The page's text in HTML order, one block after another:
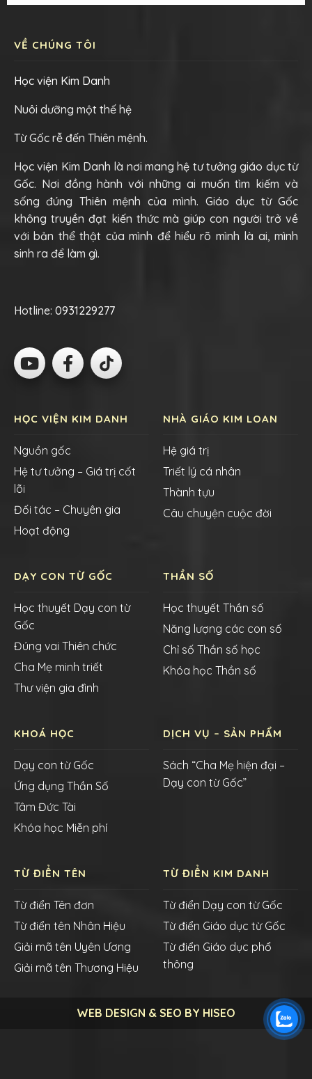
VỀ CHÚNG TÔI
Học viện Kim Danh
Nuôi dưỡng một thế hệ
Từ Gốc rễ đến Thiên mệnh.
Học viện Kim Danh là nơi mang hệ tư tưởng giáo dục từ
Gốc. Nơi đồng hành với những ai muốn tìm kiếm và
sống đúng Thiên mệnh của mình. Giáo dục từ Gốc
không truyền đạt kiến thức mà giúp con người trở về
với bản thể thật của mình để hiểu rõ mình là ai, mình
sinh ra để làm gì.
Hotline: 0931229277
HỌC VIỆN KIM DANH
Nguồn gốc
Hệ tư tưởng – Giá trị cốt
lõi
Đối tác – Chuyên gia
Hoạt động
NHÀ GIÁO KIM LOAN
Hệ giá trị
Triết lý cá nhân
Thành tựu
Câu chuyện cuộc đời
DẠY CON TỪ GỐC
Học thuyết Dạy con từ
Gốc
Đúng vai Thiên chức
Cha Mẹ minh triết
Thư viện gia đình
THẦN SỐ
Học thuyết Thần số
Năng lượng các con số
Chỉ số Thần số học
Khóa học Thần số
KHOÁ HỌC
Dạy con từ Gốc
Ứng dụng Thần Số
Tâm Đức Tài
Khóa học Miễn phí
DỊCH VỤ – SẢN PHẨM
Sách “Cha Mẹ hiện đại –
Dạy con từ Gốc”
TỪ ĐIỂN TÊN
Từ điển Tên đơn
Từ điển tên Nhân Hiệu
Giải mã tên Uyên Ương
Giải mã tên Thương Hiệu
TỪ ĐIỂN KIM DANH
Từ điển Dạy con từ Gốc
Từ điển Giáo dục từ Gốc
Từ điển Giáo dục phổ
thông
WEB DESIGN & SEO BY HISEO